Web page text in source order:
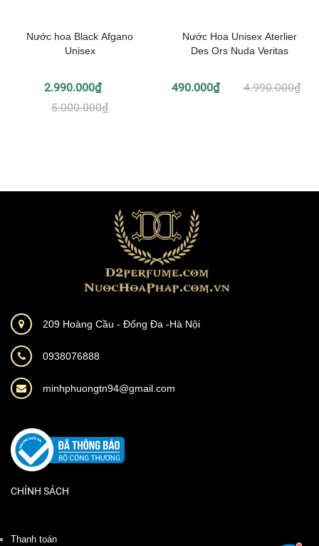
Nước hoa Black Afgano
Unisex
2.990.000₫
5.000.000₫
Nước Hoa Unisex Aterlier
Des Ors Nuda Veritas
490.000₫ 4.990.000₫
209 Hoàng Cầu - Đống Đa -Hà Nội
0938076888
minhphuongtn94@gmail.com
CHÍNH SÁCH
Thanh toán